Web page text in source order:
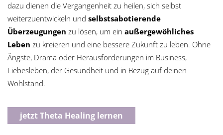
dazu dienen die Vergangenheit zu heilen, sich selbst
weiterzuentwickeln und selbstsabotierende
Überzeugungen zu lösen, um ein außergewöhliches
Leben zu kreieren und eine bessere Zukunft zu leben. Ohne
Ängste, Drama oder Herausforderungen im Business,
Liebesleben, der Gesundheit und in Bezug auf deinen
Wohlstand.
jetzt Theta Healing lernen